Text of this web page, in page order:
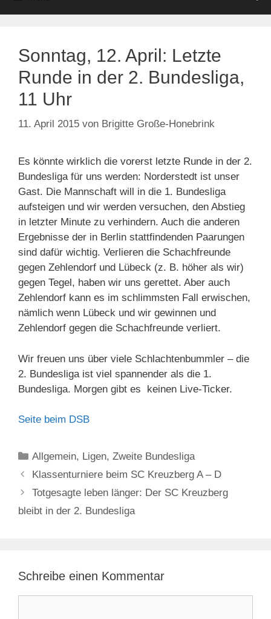
Sonntag, 12. April: Letzte
Runde in der 2. Bundesliga,
11 Uhr
11. April 2015 von Brigitte Große-Honebrink
Es könnte wirklich die vorerst letzte Runde in der 2.
Bundesliga für uns werden: Norderstedt ist unser
Gast. Die Mannschaft will in die 1. Bundesliga
aufsteigen und wir werden versuchen, den Abstieg
in letzter Minute zu verhindern. Auch die anderen
Ergebnisse der in Berlin stattfindenden Paarungen
sind dafür wichtig. Verlieren die Schachfreunde
gegen Zehlendorf und Lübeck (z. B. höher als wir)
gegen Tegel, haben wir uns gerettet. Aber auch
Zehlendorf kann es im schlimmsten Fall erwischen,
nämlich wenn Lübeck und wir gewinnen und
Zehlendorf gegen die Schachfreunde verliert.
Wir freuen uns über viele Schlachtenbummler – die
2. Bundesliga ist viel spannender als die 1.
Bundesliga. Morgen gibt es keinen Live-Ticker.
Seite beim DSB
Kategorien
Allgemein, Ligen,Zweite Bundesliga
Klassenturniere beim SC Kreuzberg A – D
Totgesagte leben länger: Der SC Kreuzberg
bleibt in der 2. Bundesliga
Schreibe einen Kommentar